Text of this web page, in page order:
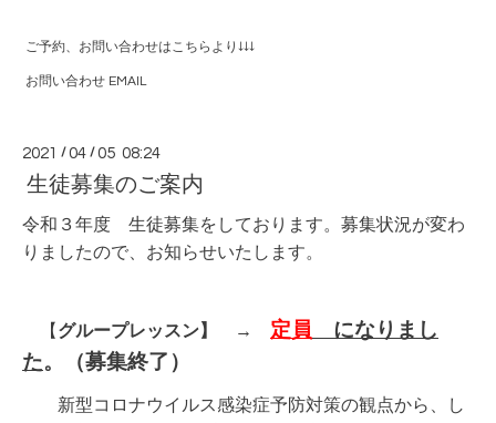
ご予約、お問い合わせはこちらより↓↓↓
お問い合わせ EMAIL
2021 /04 /05 08:24
生徒募集のご案内
令和３年度 生徒募集をしております。募集状況が変わ
りましたので、お知らせいたします。
【 グループレッスン】 → 定員
になりまし
た。（募集終了）
新型コロナウイルス感染症予防対策の観点から、し